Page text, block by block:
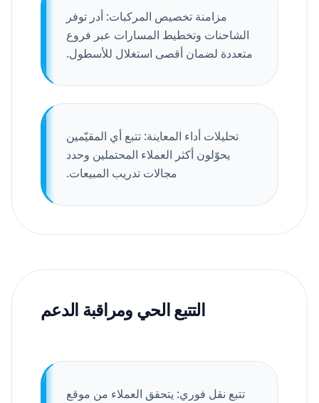
مزامنة تخصيص المركبات: أدر توفر
الشاحنات وتخطيط المسارات عبر فروع
متعددة لضمان أقصى استغلال للأسطول.
تحليلات أداء المعاينة: تتبع أي المقيّمين
يحوّلون أكثر العملاء المحتملين وحدد
مجالات تدريب المبيعات.
التتبع الحي ومراقبة الدعم
تتبع نقل فوري: يتحقق العملاء من موقع